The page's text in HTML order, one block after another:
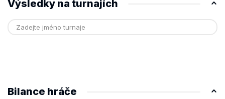
Výsledky na turnajích
Bilance hráče